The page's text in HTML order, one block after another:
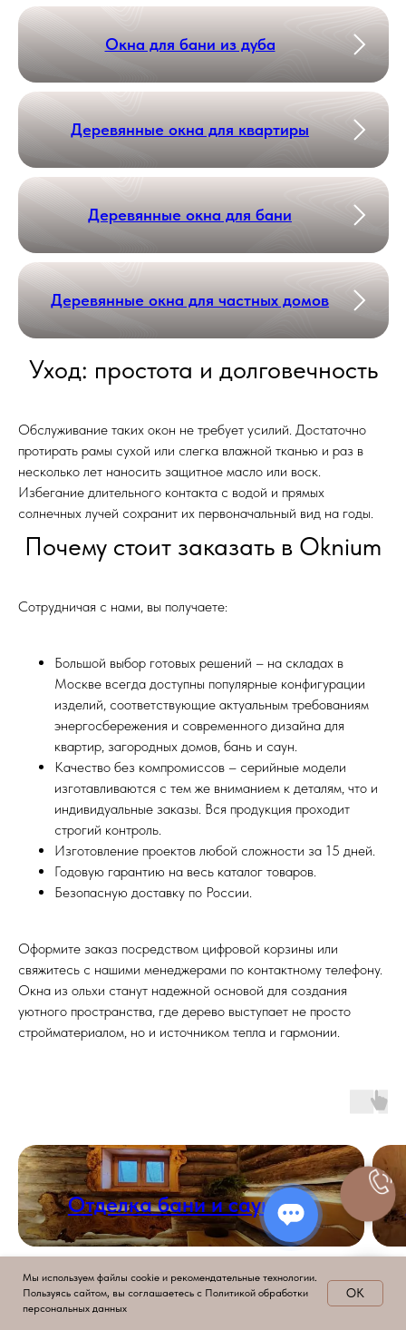
Окна для бани из дуба
Деревянные окна для квартиры
Деревянные окна для бани
Деревянные окна для частных домов
Уход: простота и долговечность
Обслуживание таких окон не требует усилий. Достаточно
протирать рамы сухой или слегка влажной тканью и раз в
несколько лет наносить защитное масло или воск.
Избегание длительного контакта с водой и прямых
солнечных лучей сохранит их первоначальный вид на годы.
Почему стоит заказать в Oknium
Сотрудничая с нами, вы получаете:
Большой выбор готовых решений – на складах в
Москве всегда доступны популярные конфигурации
изделий, соответствующие актуальным требованиям
энергосбережения и современного дизайна для
квартир, загородных домов, бань и саун.
Качество без компромиссов – серийные модели
изготавливаются с тем же вниманием к деталям, что и
индивидуальные заказы. Вся продукция проходит
строгий контроль.
Изготовление проектов любой сложности за 15 дней.
Годовую гарантию на весь каталог товаров.
Безопасную доставку по России.
Оформите заказ посредством цифровой корзины или
свяжитесь с нашими менеджерами по контактному телефону.
Окна из ольхи станут надежной основой для создания
уютного пространства, где дерево выступает не просто
стройматериалом, но и источником тепла и гармонии.
Отделка бани и сауны
Мы используем файлы cookie и рекомендательные технологии.
Пользуясь сайтом, вы соглашаетесь с Политикой обработки
персональных данных
OK